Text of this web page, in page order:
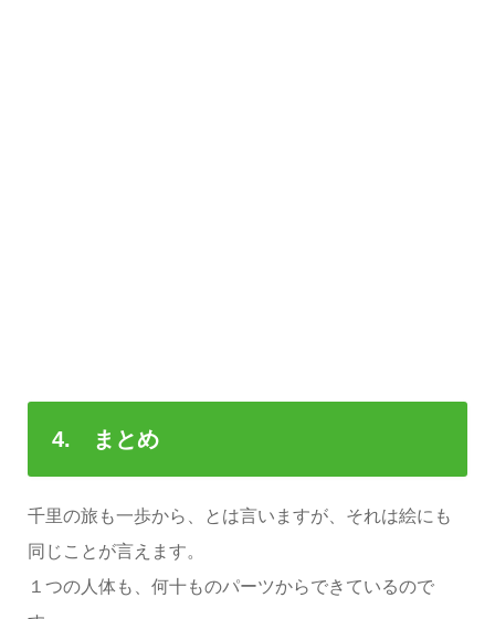
4. まとめ
千里の旅も一歩から、とは言いますが、それは絵にも
同じことが言えます。
１つの人体も、何十ものパーツからできているので